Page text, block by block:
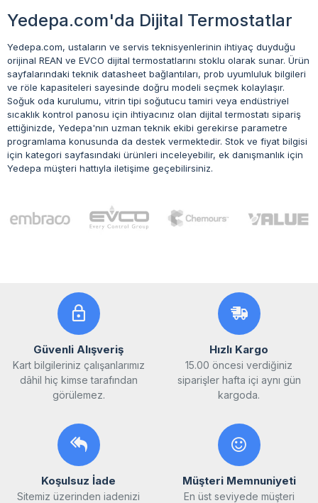
Yedepa.com'da Dijital Termostatlar
Yedepa.com, ustaların ve servis teknisyenlerinin ihtiyaç duyduğu
orijinal REAN ve EVCO dijital termostatlarını stoklu olarak sunar. Ürün
sayfalarındaki teknik datasheet bağlantıları, prob uyumluluk bilgileri
ve röle kapasiteleri sayesinde doğru modeli seçmek kolaylaşır.
Soğuk oda kurulumu, vitrin tipi soğutucu tamiri veya endüstriyel
sıcaklık kontrol panosu için ihtiyacınız olan dijital termostatı sipariş
ettiğinizde, Yedepa'nın uzman teknik ekibi gerekirse parametre
programlama konusunda da destek vermektedir. Stok ve fiyat bilgisi
için kategori sayfasındaki ürünleri inceleyebilir, ek danışmanlık için
Yedepa müşteri hattıyla iletişime geçebilirsiniz.
Güvenli Alışveriş
Kart bilgileriniz çalışanlarımız
dâhil hiç kimse tarafından
görülemez.
Hızlı Kargo
15.00 öncesi verdiğiniz
siparişler hafta içi aynı gün
kargoda.
Koşulsuz İade
Sitemiz üzerinden iadenizi
Müşteri Memnuniyeti
En üst seviyede müşteri